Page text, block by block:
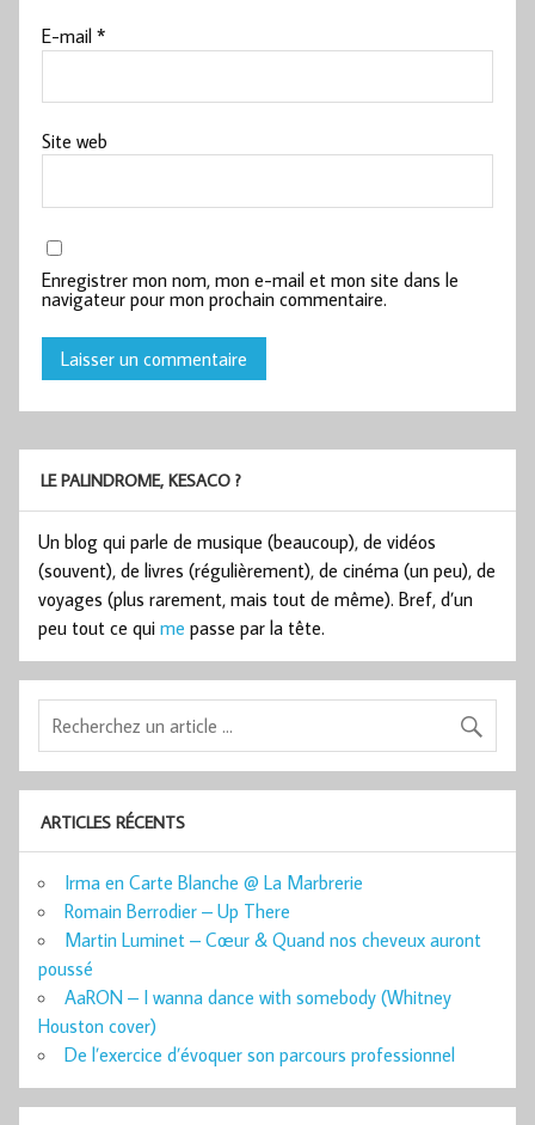
E-mail*
Site web
Enregistrer mon nom, mon e-mail et mon site dans le
navigateur pour mon prochain commentaire.
LE PALINDROME, KESACO ?
Un blog qui parle de musique (beaucoup), de vidéos
(souvent), de livres (régulièrement), de cinéma (un peu), de
voyages (plus rarement, mais tout de même). Bref, d’un
peu tout ce qui me passe par la tête.
ARTICLES RÉCENTS
Irma en Carte Blanche @ La Marbrerie
Romain Berrodier – Up There
Martin Luminet – Cœur & Quand nos cheveux auront
poussé
AaRON – I wanna dance with somebody (Whitney
Houston cover)
De l’exercice d’évoquer son parcours professionnel